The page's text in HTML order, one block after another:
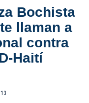
Bochista
llaman a
contra
Haití